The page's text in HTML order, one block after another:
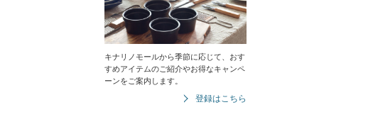
キナリノモールから季節に応じて、おす
すめアイテムのご紹介やお得なキャンペ
ーンをご案内します。
登録はこちら